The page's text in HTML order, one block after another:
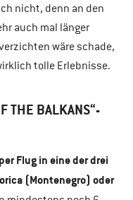
nicht, denn an den
auch mal länger
wäre schade,
tolle Erlebnisse.
THE BALKANS“-
Flug in eine der drei
(Montenegro) oder